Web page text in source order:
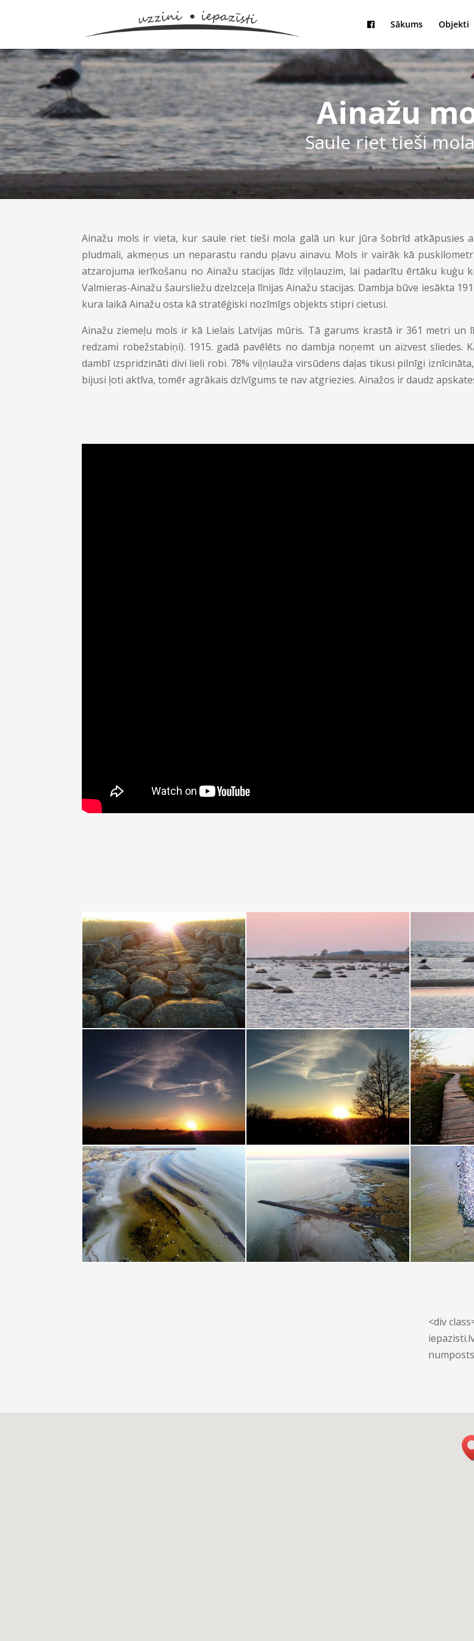
Sākums Objekti
Ainažu
Saule riet tieši
Ainažu mols ir vieta, kur saule riet tieši mola galā un kur jūra šobrīd atkāpusies
pludmali, akmeņus un neparastu randu pļavu ainavu. Mols ir vairāk kā
atzarojuma ierīkošanu no Ainažu stacijas līdz viļņlauzim, lai padarītu ērtāku kuģu
Valmieras-Ainažu šaursliežu dzelzceļa līnijas Ainažu stacijas. Dambja būve iesākta
kura laikā Ainažu osta kā stratēģiski nozīmīgs objekts stipri cietusi.
Ainažu ziemeļu mols ir kā Lielais Latvijas mūris. Tā garums krastā ir 361 metri
redzami robežstabiņi). 1915. gadā pavēlēts no dambja noņemt un aizvest
dambī izspridzināti divi lieli robi. 78% viļņlauža virsūdens daļas tikusi pilnīgi
bijusi ļoti aktīva, tomēr agrākais dzīvīgums te nav atgriezies. Ainažos ir daudz
<div